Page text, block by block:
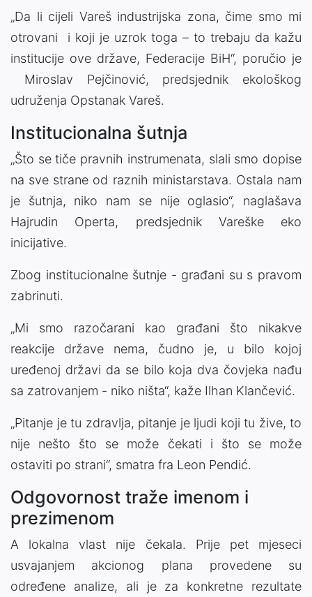
„Da li cijeli Vareš industrijska zona, čime smo mi
otrovani i koji je uzrok toga – to trebaju da kažu
institucije ove države, Federacije BiH“, poručio je
Miroslav Pejčinović, predsjednik ekološkog
udruženja Opstanak Vareš.
Institucionalna šutnja
„Što se tiče pravnih instrumenata, slali smo dopise
na sve strane od raznih ministarstava. Ostala nam
je šutnja, niko nam se nije oglasio“, naglašava
Hajrudin Operta, predsjednik Vareške eko
inicijative.
Zbog institucionalne šutnje - građani su s pravom
zabrinuti.
„Mi smo razočarani kao građani što nikakve
reakcije države nema, čudno je, u bilo kojoj
uređenoj državi da se bilo koja dva čovjeka nađu
sa zatrovanjem - niko ništa“, kaže Ilhan Klančević.
„Pitanje je tu zdravlja, pitanje je ljudi koji tu žive, to
nije nešto što se može čekati i što se može
ostaviti po strani“, smatra fra Leon Pendić.
Odgovornost traže imenom i
prezimenom
A lokalna vlast nije čekala. Prije pet mjeseci
usvajanjem akcionog plana provedene su
određene analize, ali je za konkretne rezultate